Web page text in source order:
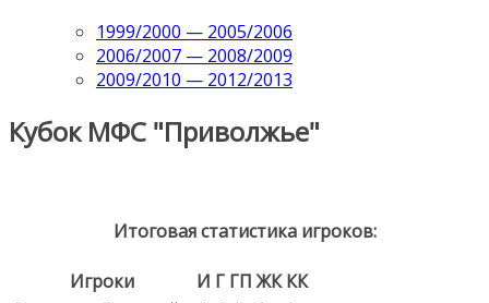
1999/2000 — 2005/2006
2006/2007 — 2008/2009
2009/2010 — 2012/2013
Кубок МФС "Приволжье"
Итоговая статистика игроков:
Игроки И Г ГП ЖК КК